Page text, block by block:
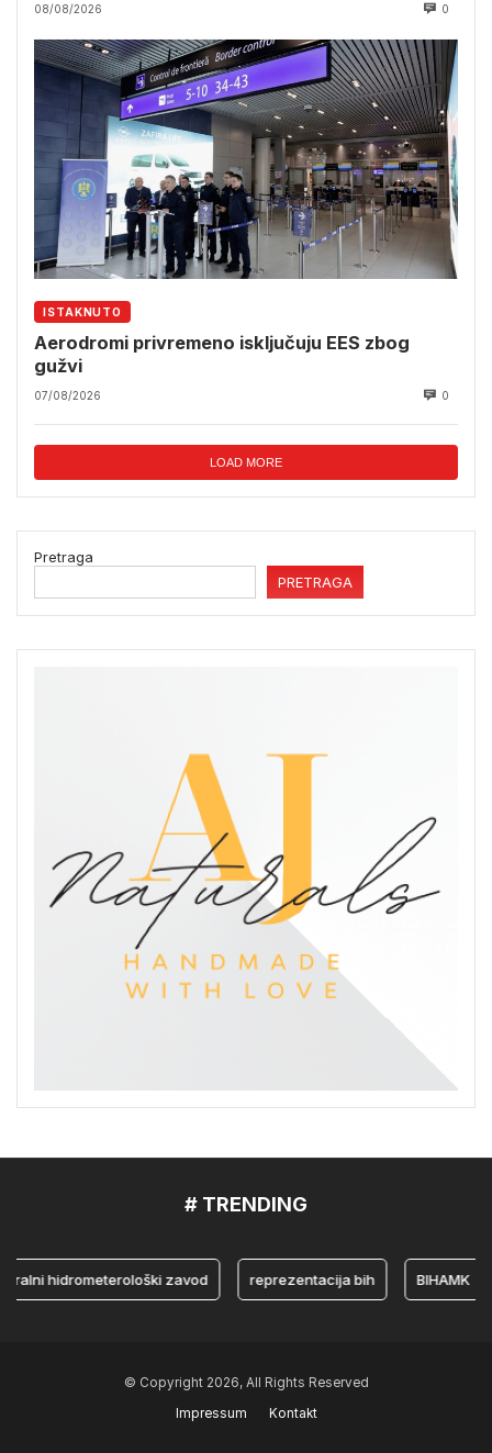
08/08/2026 0
ISTAKNUTO
Aerodromi privremeno isključuju EES zbog
gužvi
07/08/2026 0
LOAD MORE
Pretraga
PRETRAGA
# TRENDING
hidrometerološki zavod reprezentacija bih BIHAMK
© Copyright 2026, All Rights Reserved
Impressum
Kontakt